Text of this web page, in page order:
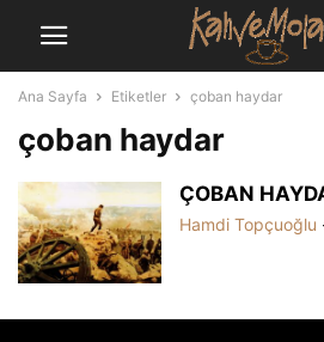
Ana Sayfa Etiketler çoban haydar
çoban haydar
ÇOBAN
Hamdi Topçuoğlu